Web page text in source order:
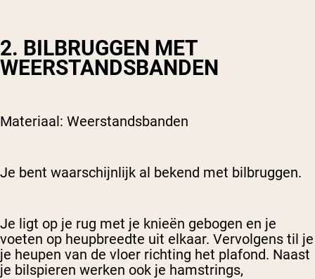
2. BILBRUGGEN MET
WEERSTANDSBANDEN
Materiaal: Weerstandsbanden
Je bent waarschijnlijk al bekend met bilbruggen.
Je ligt op je rug met je knieën gebogen en je
voeten op heupbreedte uit elkaar. Vervolgens til je
je heupen van de vloer richting het plafond. Naast
je bilspieren werken ook je hamstrings,